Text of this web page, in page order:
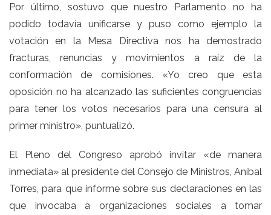
Por último, sostuvo que nuestro Parlamento no ha
podido todavía unificarse y puso como ejemplo la
votación en la Mesa Directiva nos ha demostrado
fracturas, renuncias y movimientos a raíz de la
conformación de comisiones. «Yo creo que esta
oposición no ha alcanzado las suficientes congruencias
para tener los votos necesarios para una censura al
primer ministro», puntualizó.
El Pleno del Congreso aprobó invitar «de manera
inmediata» al presidente del Consejo de Ministros, Aníbal
Torres, para que informe sobre sus declaraciones en las
que invocaba a organizaciones sociales a tomar